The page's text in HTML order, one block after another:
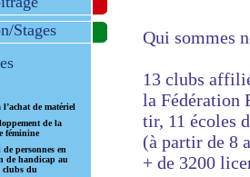
Stages
l’achat de matériel
de la
féminine
de personnes en
de handicap au
clubs du
Qui sommes
13 clubs
la Fédération
tir, 11 écoles
(à partir de 8
+ de 3200